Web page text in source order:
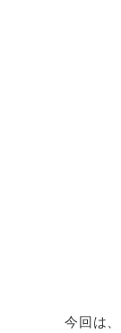
今回は